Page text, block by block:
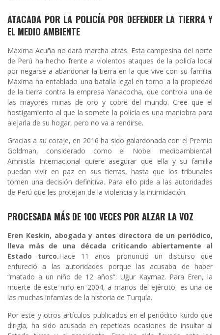
ATACADA POR LA POLICÍA POR DEFENDER LA TIERRA Y
EL MEDIO AMBIENTE
Máxima Acuña no dará marcha atrás. Esta campesina del norte
de Perú ha hecho frente a violentos ataques de la policía local
por negarse a abandonar la tierra en la que vive con su familia.
Máxima ha entablado una batalla legal en torno a la propiedad
de la tierra contra la empresa Yanacocha, que controla una de
las mayores minas de oro y cobre del mundo. Cree que el
hostigamiento al que la somete la policía es una maniobra para
alejarla de su hogar, pero no va a rendirse.
Gracias a su coraje, en 2016 ha sido galardonada con el Premio
Goldman, considerado como el Nobel medioambiental.
Amnistía Internacional quiere asegurar que ella y su familia
puedan vivir en paz en sus tierras, hasta que los tribunales
tomen una decisión definitiva. Para ello pide a las autoridades
de Perú que les protejan de la violencia y la intimidación.
PROCESADA MÁS DE 100 VECES POR ALZAR LA VOZ
Eren Keskin, abogada y antes directora de un periódico,
lleva más de una década criticando abiertamente al
Estado turco.Hace 11 años pronunció un discurso que
enfureció a las autoridades porque las acusaba de haber
“matado a un niño de 12 años”: Uğur Kaymaz. Para Eren, la
muerte de este niño en 2004, a manos del ejército, es una de
las muchas infamias de la historia de Turquía.
Por este y otros artículos publicados en el periódico kurdo que
dirigía, ha sido acusada en repetidas ocasiones de insultar al